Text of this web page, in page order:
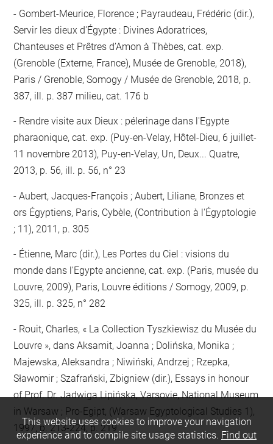
Gombert-Meurice, Florence ; Payraudeau, Frédéric (dir.),
Servir les dieux d'Égypte : Divines Adoratrices,
Chanteuses et Prêtres d’Amon à Thèbes, cat. exp.
(Grenoble (Externe, France), Musée de Grenoble, 2018),
Paris / Grenoble, Somogy / Musée de Grenoble, 2018, p.
387, ill. p. 387 milieu, cat. 176 b
Rendre visite aux Dieux : pélerinage dans l'Egypte
pharaonique, cat. exp. (Puy-en-Velay, Hôtel-Dieu, 6 juillet-
11 novembre 2013), Puy-en-Velay, Un, Deux... Quatre,
2013, p. 56, ill. p. 56, n° 23
Aubert, Jacques-François ; Aubert, Liliane, Bronzes et
ors Égyptiens, Paris, Cybèle, (Contribution à l'Égyptologie
; 11), 2011, p. 305
Étienne, Marc (dir.), Les Portes du Ciel : visions du
monde dans l'Egypte ancienne, cat. exp. (Paris, musée du
Louvre, 2009), Paris, Louvre éditions / Somogy, 2009, p.
325, ill. p. 325, n° 282
Rouit, Charles, « La Collection Tyszkiewisz du Musée du
Louvre », dans Aksamit, Joanna ; Dolińska, Monika ;
Majewska, Aleksandra ; Niwiński, Andrzej ; Rzepka,
Sławomir ; Szafrański, Zbigniew (dir.), Essays in honour
of Prof. Dr. Jadwiga Lipińska, Varsovie, National Museum
in Warsaw ; Pro-Egipt, (Warsaw Egyptological Studies 1),
1997, p. 213-224, p. 219
This website uses cookies to improve your navigation
experience and to compile site usage statistics. Find out